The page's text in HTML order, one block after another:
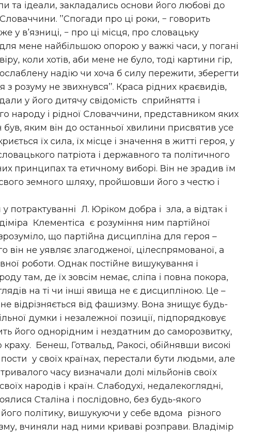
та ідеали, закладались основи його любові до
’’Спогади про ці роки, − говорить
у в’язниці, − про ці місця, про словацьку
мене найбільшою опорою у важкі часи, у погані
коли хотів, аби мене не було, тоді картини гір,
надію чи хоча б силу пережити, зберегти
розуму не звихнувся’’. Краса рідних краєвидів,
у його дитячу свідомість сприйняття і
народу і рідної Словаччини, представником яких
був, яким він до останньої хвилини присвятив усе
їх сила, їх місце і значення в житті героя, у
патріота і державного та політичного
принципах та етичному виборі. Він не зрадив їм
земного шляху, пройшовши його з честю і
потрактуванні Л. Юріком добра і зла, а відтак і
Клементіса є розуміння ним партійної
що партійна дисципліна для героя –
він не уявляє злагодженої, цілеспрямованої, а
роботи. Однак постійне вишукування і
там, де їх зовсім немає, сліпа і повна покора,
на ті чи інші явища не є дисципліною. Це –
відрізняється від фашизму. Вона знищує будь-
думки і незалежної позиції, підпорядковує
його однорідним і нездатним до саморозвитку,
Бенеш, Готвальд, Ракосі, обійнявши високі
у своїх країнах, перестали бути людьми, але
часу визначали долі мільйонів своїх
народів і країн. Слабодухі, недалекоглядні,
Сталіна і послідовно, без будь-якого
політику, вишукуючи у себе вдома різного
вчиняли над ними криваві розправи. Владімір